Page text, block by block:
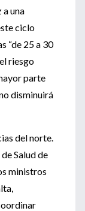
a una
ciclo
“de 25 a 30
riesgo
parte
disminuirá
del norte.
Salud de
ministros